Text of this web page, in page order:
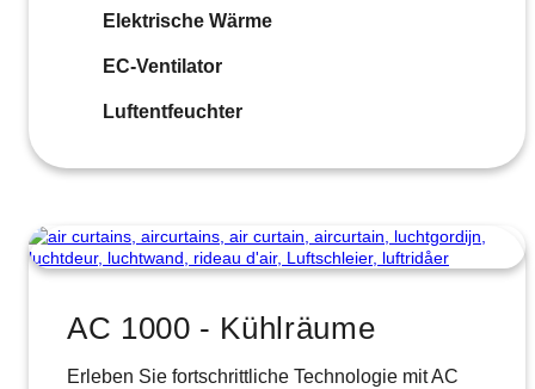
Elektrische Wärme
EC-Ventilator
Luftentfeuchter
AC 1000 - Kühlräume
Erleben Sie fortschrittliche Technologie mit AC